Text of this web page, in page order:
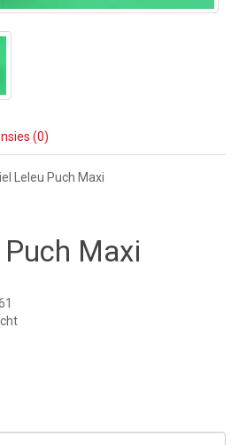
(0)
Leleu Puch Maxi
Maxi